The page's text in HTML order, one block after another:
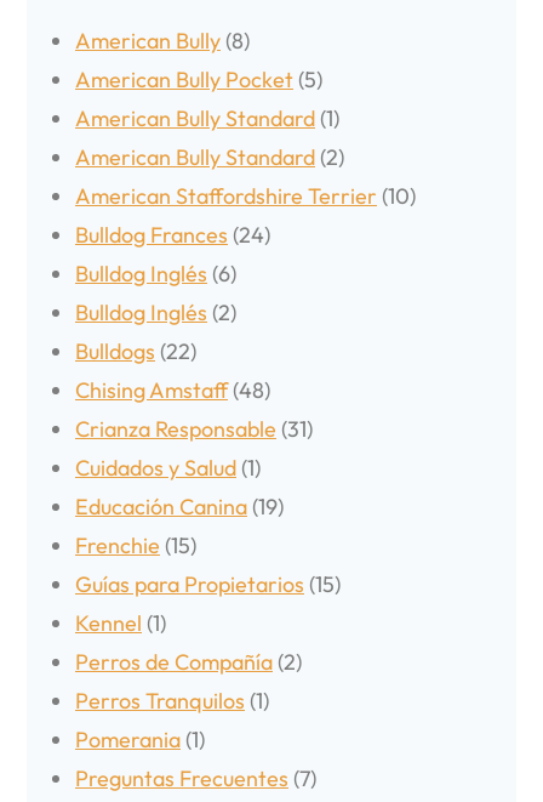
American Bully (8)
American Bully Pocket (5)
American Bully Standard (1)
American Bully Standard (2)
American Staffordshire Terrier (10)
Bulldog Frances (24)
Bulldog Inglés (6)
Bulldog Inglés (2)
Bulldogs (22)
Chising Amstaff(48)
Crianza Responsable (31)
Cuidados y Salud (1)
Educación Canina (19)
Frenchie (15)
Guías para Propietarios (15)
Kennel (1)
Perros de Compañía (2)
Perros Tranquilos (1)
Pomerania (1)
Preguntas Frecuentes (7)